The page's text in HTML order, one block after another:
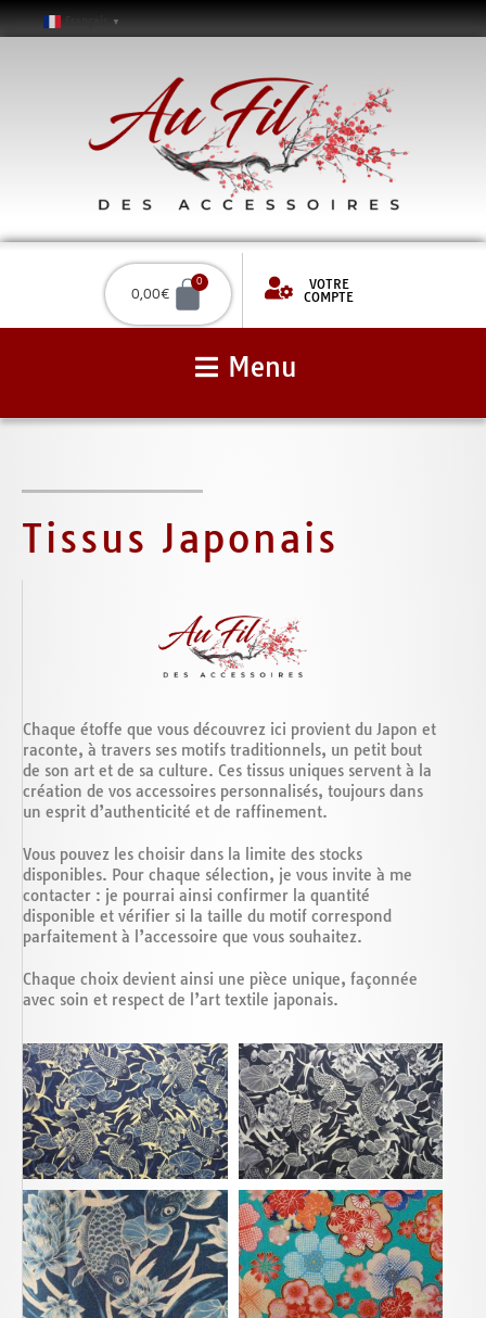
▼
0,00€
0
VOTRE
COMPTE
Menu
Tissus Japonais
Chaque étoffe que vous découvrez ici provient du Japon et
raconte, à travers ses motifs traditionnels, un petit bout
de son art et de sa culture. Ces tissus uniques servent à la
création de vos accessoires personnalisés, toujours dans
un esprit d’authenticité et de raffinement.
Vous pouvez les choisir dans la limite des stocks
disponibles. Pour chaque sélection, je vous invite à me
contacter : je pourrai ainsi confirmer la quantité
disponible et vérifier si la taille du motif correspond
parfaitement à l’accessoire que vous souhaitez.
Chaque choix devient ainsi une pièce unique, façonnée
avec soin et respect de l’art textile japonais.